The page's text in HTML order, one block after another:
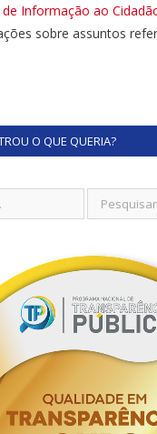
Informação ao
sobre assuntos
O QUE QUERIA?